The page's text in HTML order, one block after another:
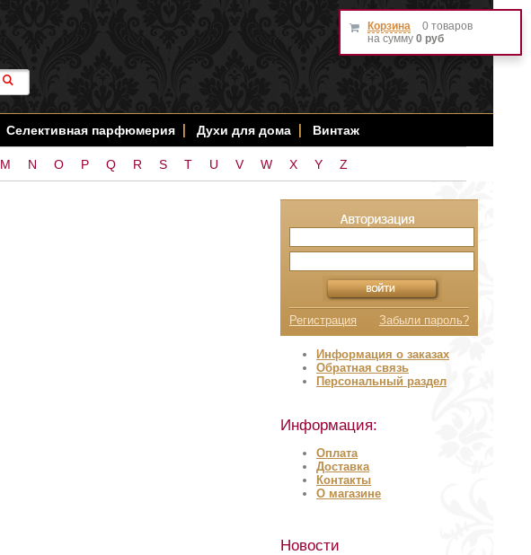
#
Селективная парфюмерия Духи для дома Винтаж
M N O P Q R S T U V W X Y Z
Корзина
0 товаров
на сумму 0 руб
Регистрация Забыли пароль?
Информация о заказах
Обратная связь
Персональный раздел
Информация:
Оплата
Доставка
Контакты
О магазине
Новости